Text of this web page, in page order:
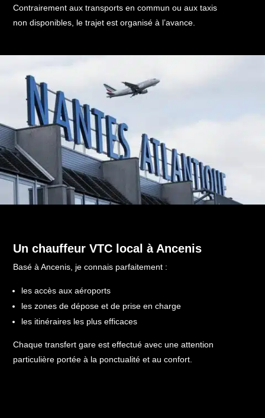
Contrairement aux transports en commun ou aux taxis
non disponibles, le trajet est organisé à l’avance.
Un chauffeur VTC local à Ancenis
Basé à Ancenis, je connais parfaitement :
les accès aux aéroports
les zones de dépose et de prise en charge
les itinéraires les plus efficaces
Chaque transfert gare est effectué avec une attention
particulière portée à la ponctualité et au confort.